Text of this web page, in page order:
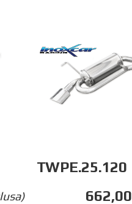
TWPE.25.120
662,00